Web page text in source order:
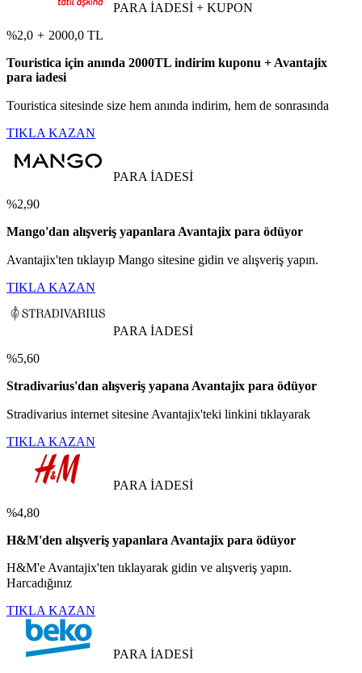
PARA İADESİ + KUPON
%2,0 + 2000,0 TL
Touristica için anında 2000TL indirim kuponu + Avantajix
para iadesi
Touristica sitesinde size hem anında indirim, hem de sonrasında
TIKLA KAZAN
PARA İADESİ
%2,90
Mango'dan alışveriş yapanlara Avantajix para ödüyor
Avantajix'ten tıklayıp Mango sitesine gidin ve alışveriş yapın.
TIKLA KAZAN
PARA İADESİ
%5,60
Stradivarius'dan alışveriş yapana Avantajix para ödüyor
Stradivarius internet sitesine Avantajix'teki linkini tıklayarak
TIKLA KAZAN
PARA İADESİ
%4,80
H&M'den alışveriş yapanlara Avantajix para ödüyor
H&M'e Avantajix'ten tıklayarak gidin ve alışveriş yapın.
Harcadığınız
TIKLA KAZAN
PARA İADESİ